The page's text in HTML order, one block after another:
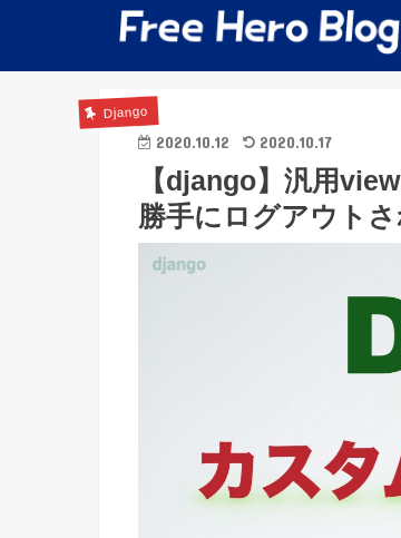
Django
2020.10.12 2020.10.17
【django】汎用
勝手にログアウトさ